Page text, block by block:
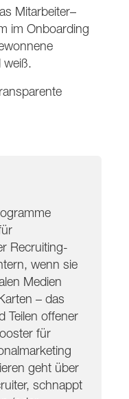
Mitarbeiter–
im Onboarding
weiß.
Recruiting-
wenn sie
Medien
– das
Teilen offener
für
geht über
schnappt